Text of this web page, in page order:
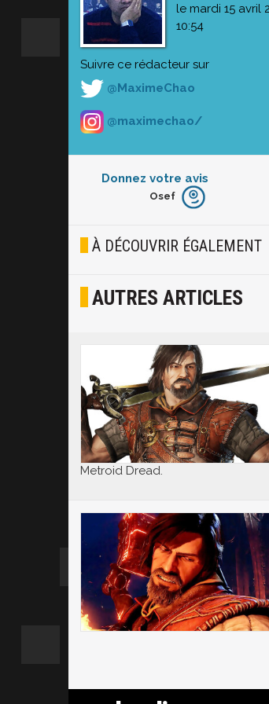
le mardi 15 avril
10:54
Suivre ce rédacteur sur
@MaximeChao
@maximechao/
Donnez votre avis
Furieux
Joyeux
Osef
À DÉCOUVRIR ÉGALEMENT
AUTRES ARTICLES
Metroid Dread.